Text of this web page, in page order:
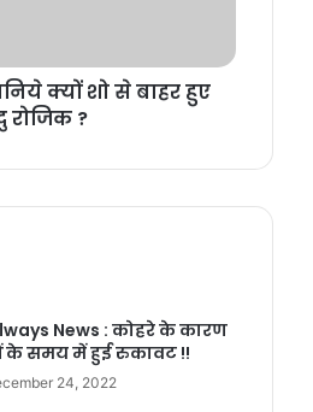
क्यों शो से बाहर हुए
रोजिक ?
News : कोहरे के कारण
के समय में हुई रुकावट !!
24, 2022